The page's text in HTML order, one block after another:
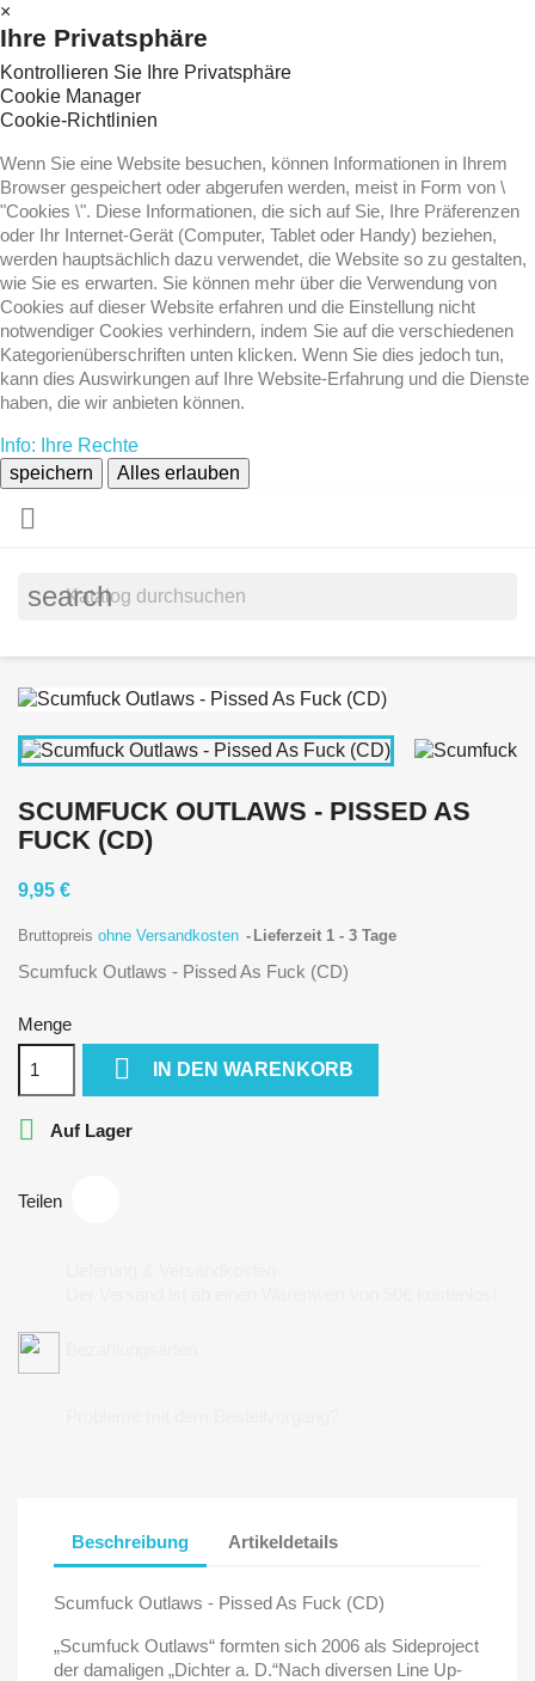
×
Ihre Privatsphäre
Kontrollieren Sie Ihre Privatsphäre
Cookie Manager
Cookie-Richtlinien
Wenn Sie eine Website besuchen, können Informationen in Ihrem
Browser gespeichert oder abgerufen werden, meist in Form von \
"Cookies \". Diese Informationen, die sich auf Sie, Ihre Präferenzen
oder Ihr Internet-Gerät (Computer, Tablet oder Handy) beziehen,
werden hauptsächlich dazu verwendet, die Website so zu gestalten,
wie Sie es erwarten. Sie können mehr über die Verwendung von
Cookies auf dieser Website erfahren und die Einstellung nicht
notwendiger Cookies verhindern, indem Sie auf die verschiedenen
Kategorienüberschriften unten klicken. Wenn Sie dies jedoch tun,
kann dies Auswirkungen auf Ihre Website-Erfahrung und die Dienste
haben, die wir anbieten können.
Info: Ihre Rechte
speichern
Alles erlauben

search
SCUMFUCK OUTLAWS - PISSED AS
FUCK (CD)
9,95 €
Bruttopreis ohne Versandkosten Lieferzeit 1 - 3 Tage
Scumfuck Outlaws - Pissed As Fuck (CD)
Menge
 IN DEN WARENKORB
 Auf Lager
Teilen
Beschreibung Artikeldetails
Scumfuck Outlaws - Pissed As Fuck (CD)
„Scumfuck Outlaws“ formten sich 2006 als Sideproject
der damaligen „Dichter a. D.“Nach diversen Line Up-